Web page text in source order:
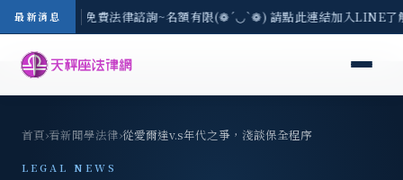
最新消息
-8/3(一) 現場免費法律諮詢~名額有限(❁´◡`❁) 請點此連結加入LINE
首頁›看新聞學法律›從愛爾達v.s年代之爭，淺談保全程序
LEGAL NEWS